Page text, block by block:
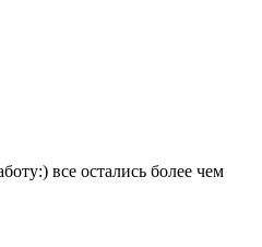
все остались более чем